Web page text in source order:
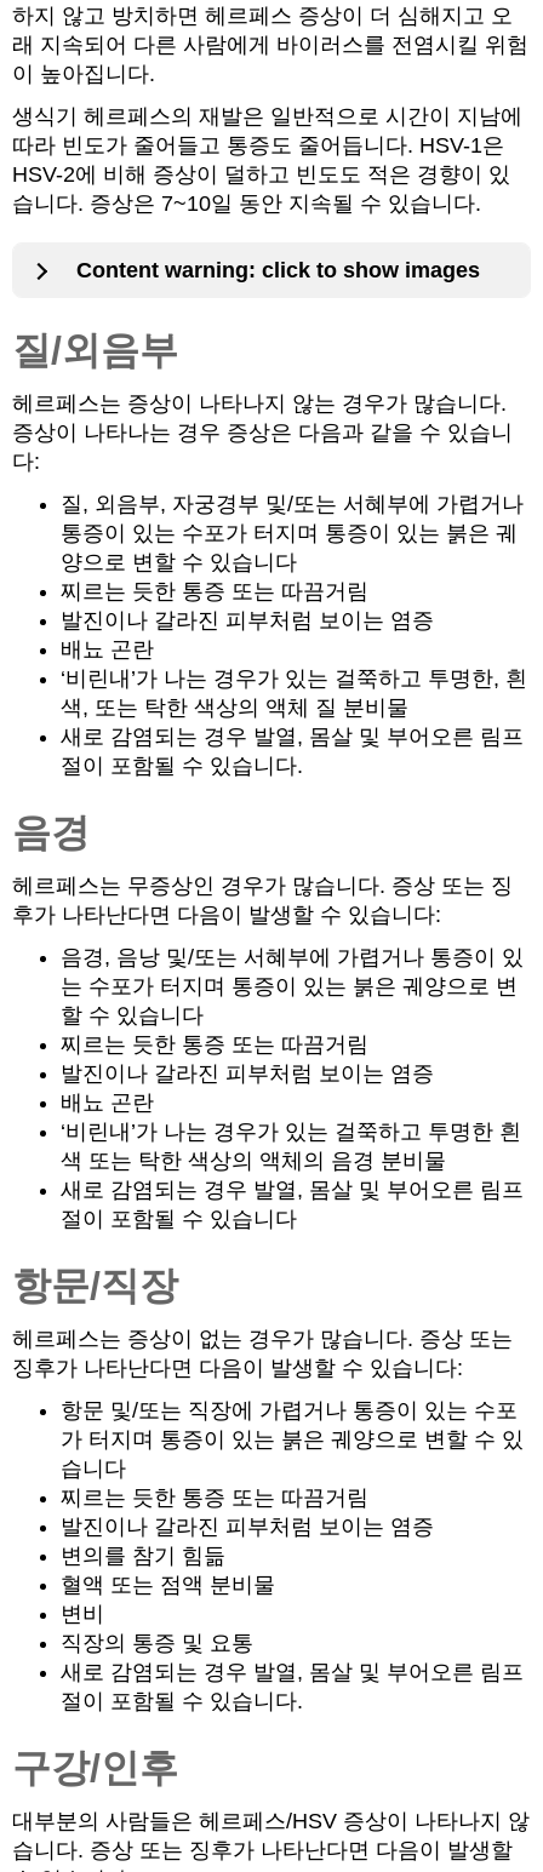
하지 않고 방치하면 헤르페스 증상이 더 심해지고 오
래 지속되어 다른 사람에게 바이러스를 전염시킬 위험
이 높아집니다.
생식기 헤르페스의 재발은 일반적으로 시간이 지남에
따라 빈도가 줄어들고 통증도 줄어듭니다. HSV-1은
HSV-2에 비해 증상이 덜하고 빈도도 적은 경향이 있
습니다. 증상은 7~10일 동안 지속될 수 있습니다.
Content warning: click to show images
질/외음부
헤르페스는 증상이 나타나지 않는 경우가 많습니다.
증상이 나타나는 경우 증상은 다음과 같을 수 있습니
다:
질, 외음부, 자궁경부 및/또는 서혜부에 가렵거나
통증이 있는 수포가 터지며 통증이 있는 붉은 궤
양으로 변할 수 있습니다
찌르는 듯한 통증 또는 따끔거림
발진이나 갈라진 피부처럼 보이는 염증
배뇨 곤란
‘비린내’가 나는 경우가 있는 걸쭉하고 투명한, 흰
색, 또는 탁한 색상의 액체 질 분비물
새로 감염되는 경우 발열, 몸살 및 부어오른 림프
절이 포함될 수 있습니다.
음경
헤르페스는 무증상인 경우가 많습니다. 증상 또는 징
후가 나타난다면 다음이 발생할 수 있습니다:
음경, 음낭 및/또는 서혜부에 가렵거나 통증이 있
는 수포가 터지며 통증이 있는 붉은 궤양으로 변
할 수 있습니다
찌르는 듯한 통증 또는 따끔거림
발진이나 갈라진 피부처럼 보이는 염증
배뇨 곤란
‘비린내’가 나는 경우가 있는 걸쭉하고 투명한 흰
색 또는 탁한 색상의 액체의 음경 분비물
새로 감염되는 경우 발열, 몸살 및 부어오른 림프
절이 포함될 수 있습니다
항문/직장
헤르페스는 증상이 없는 경우가 많습니다. 증상 또는
징후가 나타난다면 다음이 발생할 수 있습니다:
항문 및/또는 직장에 가렵거나 통증이 있는 수포
가 터지며 통증이 있는 붉은 궤양으로 변할 수 있
습니다
찌르는 듯한 통증 또는 따끔거림
발진이나 갈라진 피부처럼 보이는 염증
변의를 참기 힘듦
혈액 또는 점액 분비물
변비
직장의 통증 및 요통
새로 감염되는 경우 발열, 몸살 및 부어오른 림프
절이 포함될 수 있습니다.
구강/인후
대부분의 사람들은 헤르페스/HSV 증상이 나타나지 않
습니다. 증상 또는 징후가 나타난다면 다음이 발생할